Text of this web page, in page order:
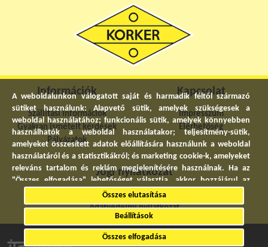
Információk
Szállítási információk
Gyakran ismételt kérdések
Pályázatok
Kapcsolat
Impresszum
Elérhetőség
Jogi nyilatkozat
Általános szerződési feltételek
Adatvédelmi nyilatkozat
© 2022. Minden jog fenntartva.
A weboldalunkon válogatott saját és harmadik féltől származó
sütiket használunk: Alapvető sütik, amelyek szükségesek a
weboldal használatához; funkcionális sütik, amelyek könnyebben
használhatók a weboldal használatakor; teljesítmény-sütik,
amelyeket összesített adatok előállítására használunk a weboldal
használatáról és a statisztikákról; és marketing cookie-k, amelyeket
releváns tartalom és reklám megjelenítésére használnak. Ha az
"Összes elfogadása" lehetőséget választja, akkor hozzájárul az
összes sütik használatához. A "Beállítások" részben bármikor
elfogadhat és elutasíthat egyedi sütitípusokat, és visszavonhatja a
jövőre vonatkozó beleegyezését.
Összes elutasítása
Beállítások
Összes elfogadása